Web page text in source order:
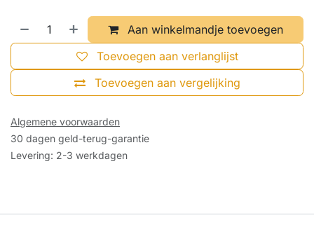
Aan winkelmandje toevoegen
Toevoegen aan vergelijking
Toevoegen aan verlanglijst
Algemene voorwaarden
30 dagen geld-terug-garantie
Levering: 2-3 werkdagen